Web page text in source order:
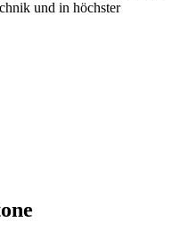
und in höchster